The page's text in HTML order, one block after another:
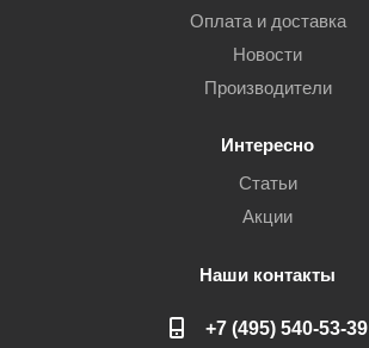
Оплата и доставка
Новости
Производители
Интересно
Статьи
Акции
Наши контакты
+7 (495) 540-53-39